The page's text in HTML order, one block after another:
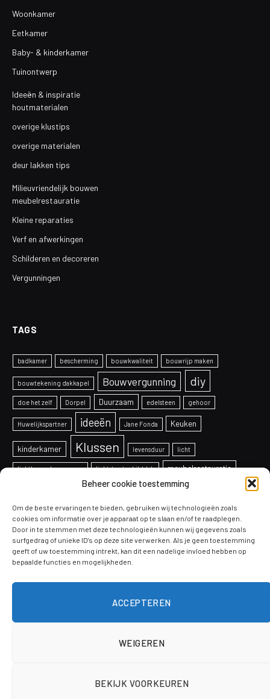
Beheer cookie toestemming
Om de beste ervaringen te bieden, gebruiken wij technologieën zoals
cookies om informatie over je apparaat op te slaan en/of te raadplegen.
Door in te stemmen met deze technologieën kunnen wij gegevens zoals
surfgedrag of unieke ID's op deze site verwerken. Als je geen toestemming
geeft of uw toestemming intrekt, kan dit een nadelige invloed hebben op
bepaalde functies en mogelijkheden.
ACCEPTEREN
WEIGEREN
BEKIJK VOORKEUREN
Woonkamer
Eetkamer
Baby- & kinderkamer
Tuinontwerp
Ideeën & inspiratie
houtmaterialen
overige klustips
overige materialen
deur lakken tips
Milieuvriendelijk bouwen
meubelrestauratie
Kleine reparaties
Verf en afwerkingen
Schilderen en decoreren
Vergunningen
TAGS
badkamer bescherming bouwkwaliteit bouwrijp maken
bouwtekening dakkapel Bouwvergunning diy
doe het zelf Dorpel Duurzaam edelsteen gehoor
Huwelijkspartner ideeën Jane Fonda Keuken
kinderkamer Klussen levensduur licht
lichtkoepel vervangen lichtstraat schilddak meubelrestauratie
Ontwerp overkapping paneelradiatoren
productie projecten Raam radiatoren schaken
Schilderen sealmachines soorten systeem telefoon
tips trends Tuinontwerp
Algemeen Ruimte
Ideeën & inspiratie